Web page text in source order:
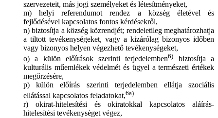
szervezeteit, más jogi személyeket és létesítményeket,
m) helyi referendumot rendez a község életével és
fejlődésével kapcsolatos fontos kérdésekről,
n) biztosítja a község közrendjét; rendeletileg meghatározhatja
a tiltott tevékenységeket, vagy a kizárólag bizonyos időben
vagy bizonyos helyen végezhető tevékenységeket,
o) a külön előírások szerinti terjedelemben6) biztosítja a
kulturális műemlékek védelmét és ügyel a természeti értékek
megőrzésére,
p) külön előírás szerinti terjedelemben ellátja szociális
ellátással kapcsolatos feladatokat,6a)
r) okirat-hitelesítési és okiratokkal kapcsolatos aláírás-
hitelesítési tevékenységet végez,